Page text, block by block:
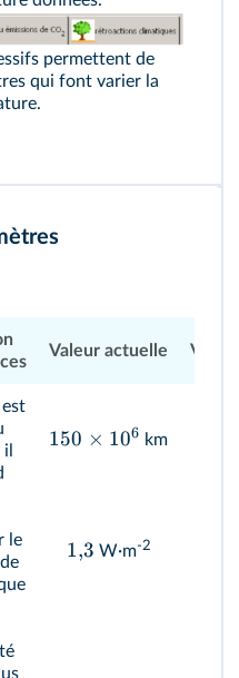
permettent de
qui font varier la
Valeur actuelle
est
150 × 106 km
le
1,3 W·m-2